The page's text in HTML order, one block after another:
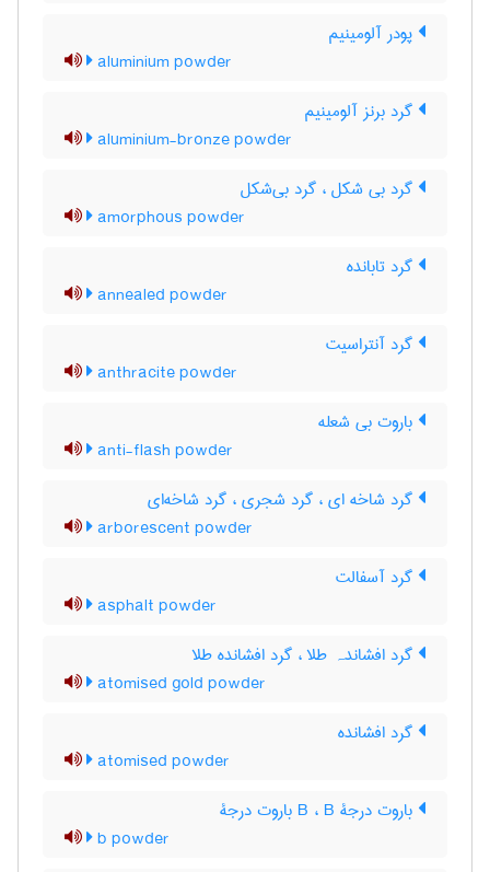
پودر آلومینیم
aluminium powder
گرد برنز آلومینیم
aluminium-bronze powder
گرد بی شکل ، گرد بی‌شکل
amorphous powder
گرد تابانده
annealed powder
گرد آنتراسیت
anthracite powder
باروت بی شعله
anti-flash powder
گرد شاخه ای ، گرد شجری ، گرد شاخه‌ای
arborescent powder
گرد آسفالت
asphalt powder
گرد افشاندہ طلا ، گرد افشانده طلا
atomised gold powder
گرد افشانده
atomised powder
باروت درجۀ B ، B باروت درجۀ
b powder